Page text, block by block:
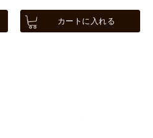
カートに入れる